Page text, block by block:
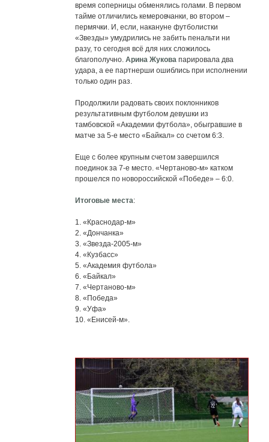
время соперницы обменялись голами. В первом
тайме отличились кемеровчанки, во втором –
пермячки. И, если, накануне футболистки
«Звезды» умудрились не забить пенальти ни
разу, то сегодня всё для них сложилось
благополучно.Арина Жукова парировала два
удара, а ее партнерши ошиблись при исполнении
только один раз.
Продолжили радовать своих поклонников
результативным футболом девушки из
тамбовской «Академии футбола», обыгравшие в
матче за 5-е место «Байкал» со счетом 6:3.
Еще с более крупным счетом завершился
поединок за 7-е место. «Чертаново-м» катком
прошелся по новороссийской «Победе» – 6:0.
Итоговые места:
1. «Краснодар-м»
2. «Дончанка»
3. «Звезда-2005-м»
4. «Кузбасс»
5. «Академия футбола»
6. «Байкал»
7. «Чертаново-м»
8. «Победа»
9. «Уфа»
10. «Енисей-м».